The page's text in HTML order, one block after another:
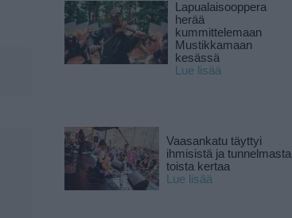
Lapualaisooppera
herää
kummittelemaan
Mustikkamaan
kesässä
Lue lisää
Vaasankatu täyttyi
ihmisistä ja tunnelmasta
toista kertaa
Lue lisää